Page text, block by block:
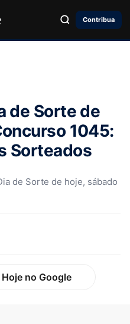
Contribua
de Sorte de
1045:
Sorteados
de Sorte de hoje, sábado
no Google